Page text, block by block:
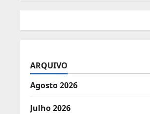
ARQUIVO
Agosto 2026
Julho 2026